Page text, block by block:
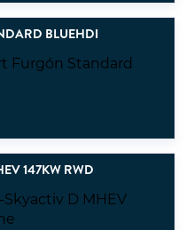
BLUEHDI
147KW RWD